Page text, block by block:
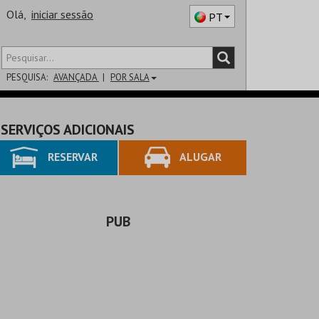
Olá, iniciar sessão PT
PESQUISA: AVANÇADA POR SALA
SALA
SERVIÇOS ADICIONAIS
RESERVAR ALUGAR
PUB